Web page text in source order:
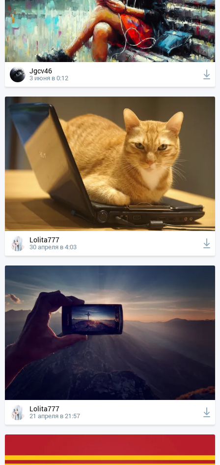
Jgcv46
3 июня в 0:12
Lolita777
30 апреля в 4:03
Lolita777
21 апреля в 21:57